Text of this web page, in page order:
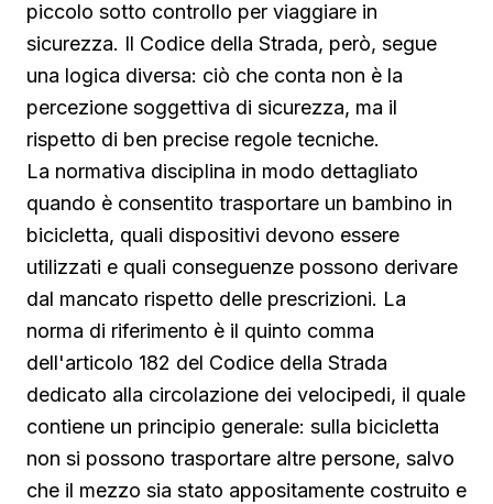
piccolo sotto controllo per viaggiare in
sicurezza. Il Codice della Strada, però, segue
una logica diversa: ciò che conta non è la
percezione soggettiva di sicurezza, ma il
rispetto di ben precise regole tecniche.
La normativa disciplina in modo dettagliato
quando è consentito trasportare un bambino in
bicicletta, quali dispositivi devono essere
utilizzati e quali conseguenze possono derivare
dal mancato rispetto delle prescrizioni. La
norma di riferimento è il quinto comma
dell'articolo 182 del Codice della Strada
dedicato alla circolazione dei velocipedi, il quale
contiene un principio generale: sulla bicicletta
non si possono trasportare altre persone, salvo
che il mezzo sia stato appositamente costruito e